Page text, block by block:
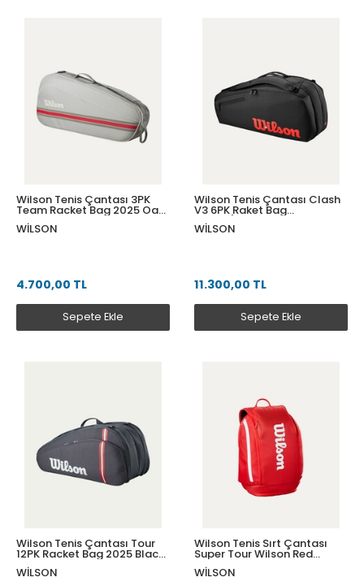
Wilson Tenis Çantası 3PK
Team Racket Bag 2025 Oats
WR8039803001
WILSON
4.700,00 TL
Sepete Ekle
Wilson Tenis Çantası Clash
V3 6PK Raket Bag
BLACK/Infrared
WR8038101001
WILSON
11.300,00 TL
Sepete Ekle
Wilson Tenis Çantası Tour
12PK Racket Bag 2025 Black
WR8037301001
WILSON
Wilson Tenis Sırt Çantası
Super Tour Wilson Red
Backpack Red
WR8036901001
WILSON